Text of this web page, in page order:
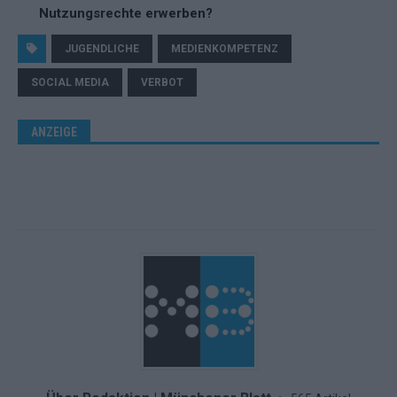
Nutzungsrechte erwerben?
JUGENDLICHE MEDIENKOMPETENZ
SOCIAL MEDIA VERBOT
ANZEIGE